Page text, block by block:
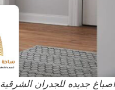
اصباغ جديده للجدران الشرقية